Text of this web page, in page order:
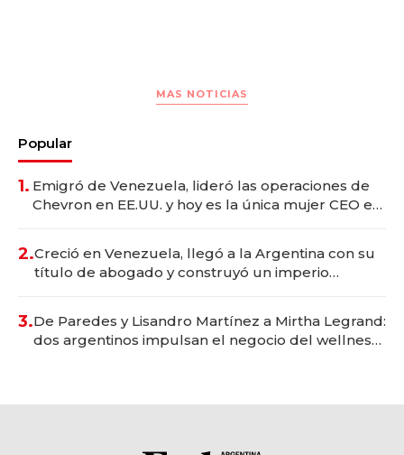
MAS NOTICIAS
Popular
1. Emigró de Venezuela, lideró las operaciones de
Chevron en EE.UU. y hoy es la única mujer CEO en
2.Creció en Venezuela, llegó a la Argentina con su
título de abogado y construyó un imperio
3.De Paredes y Lisandro Martínez a Mirtha Legrand:
dos argentinos impulsan el negocio del wellness